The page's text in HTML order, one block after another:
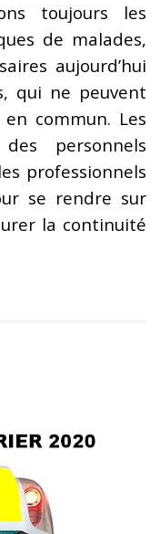
toujours les
de malades,
aujourd’hui
qui ne peuvent
commun. Les
personnels
professionnels
se rendre sur
la continuité